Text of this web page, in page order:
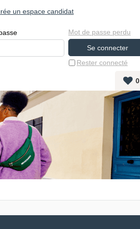
Rester connecté
Mot de passe perdu
un espace candidat
0